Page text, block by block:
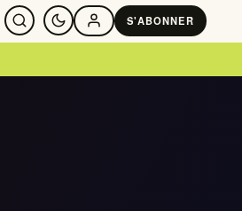
SE CONNECTER
S'ABONNER